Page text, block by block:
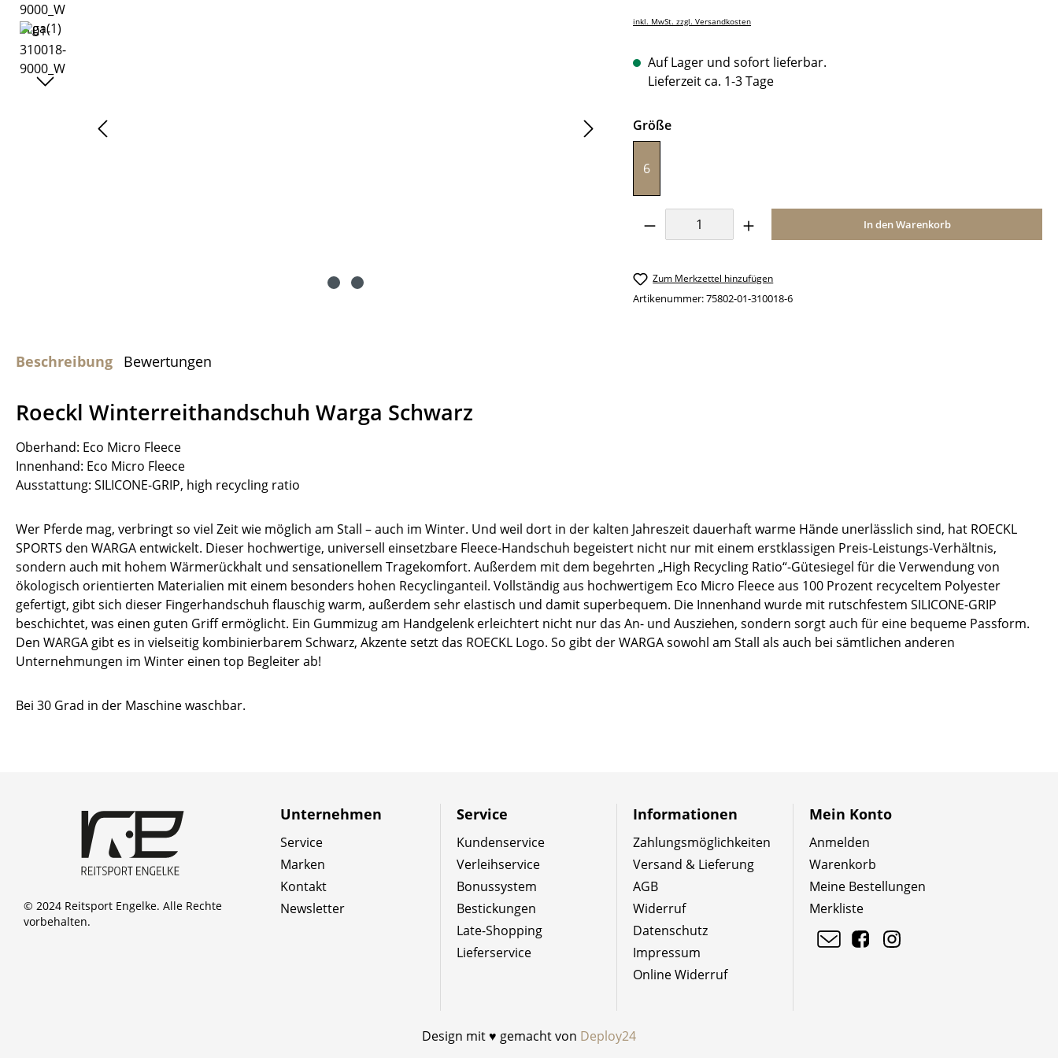
inkl. MwSt. zzgl. Versandkosten
Auf Lager und sofort lieferbar.
Lieferzeit ca. 1-3 Tage
Größeauswählen
6
Produkt Anzahl: Gib den gewünschten Wert
In den Warenkorb
Zum Merkzettel hinzufügen
Artikenummer:75802-01-310018-6
Beschreibung Bewertungen
Roeckl Winterreithandschuh Warga Schwarz
Oberhand: Eco Micro Fleece
Innenhand: Eco Micro Fleece
Ausstattung: SILICONE-GRIP, high recycling ratio
Wer Pferde mag, verbringt so viel Zeit wie möglich am Stall – auch im Winter. Und weil dort in der kalten Jahreszeit dauerhaft warme Hände unerlässlich sind, hat ROECKL
SPORTS den WARGA entwickelt. Dieser hochwertige, universell einsetzbare Fleece-Handschuh begeistert nicht nur mit einem erstklassigen Preis-Leistungs-Verhältnis,
sondern auch mit hohem Wärmerückhalt und sensationellem Tragekomfort. Außerdem mit dem begehrten „High Recycling Ratio“-Gütesiegel für die Verwendung von
ökologisch orientierten Materialien mit einem besonders hohen Recyclinganteil. Vollständig aus hochwertigem Eco Micro Fleece aus 100 Prozent recyceltem Polyester
gefertigt, gibt sich dieser Fingerhandschuh flauschig warm, außerdem sehr elastisch und damit superbequem. Die Innenhand wurde mit rutschfestem SILICONE-GRIP
beschichtet, was einen guten Griff ermöglicht. Ein Gummizug am Handgelenk erleichtert nicht nur das An- und Ausziehen, sondern sorgt auch für eine bequeme Passform.
Den WARGA gibt es in vielseitig kombinierbarem Schwarz, Akzente setzt das ROECKL Logo. So gibt der WARGA sowohl am Stall als auch bei sämtlichen anderen
Unternehmungen im Winter einen top Begleiter ab!
Bei 30 Grad in der Maschine waschbar.
© 2024 Reitsport Engelke. Alle Rechte
vorbehalten.
Unternehmen
Service
Marken
Kontakt
Newsletter
Service
Kundenservice
Verleihservice
Bonussystem
Bestickungen
Late-Shopping
Lieferservice
Informationen
Zahlungsmöglichkeiten
Versand & Lieferung
AGB
Widerruf
Datenschutz
Impressum
Online Widerruf
Mein Konto
Anmelden
Warenkorb
Meine Bestellungen
Merkliste
Design mit ♥ gemacht von Deploy24